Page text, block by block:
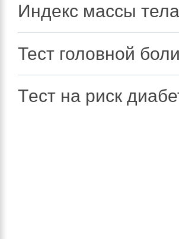
Индекс массы тела
Тест головной боли
Tест на риск